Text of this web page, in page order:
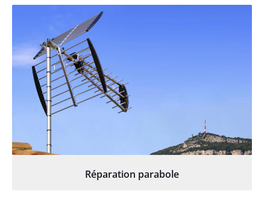
Réparation parabole